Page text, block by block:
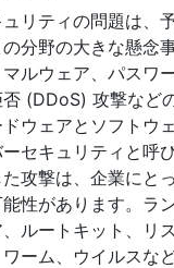
リティの問題は、
分野の大きな懸念
ルウェア、パスワ
(DDoS) 攻撃など
ウェアとソフトウ
セキュリティと呼
攻撃は、企業にと
性があります。ラ
ルートキット、リ
ーム、ウイルスな